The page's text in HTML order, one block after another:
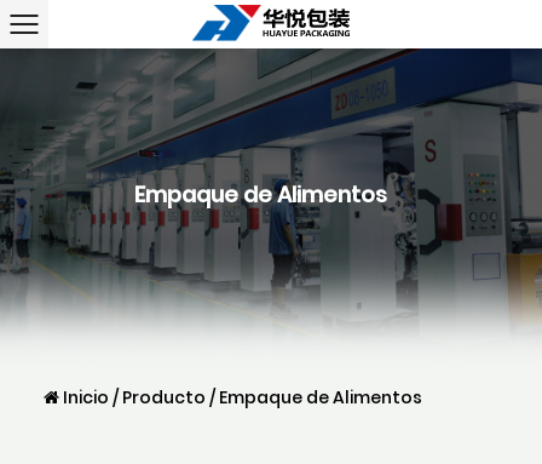
Empaque de Alimentos
Inicio / Producto / Empaque de Alimentos